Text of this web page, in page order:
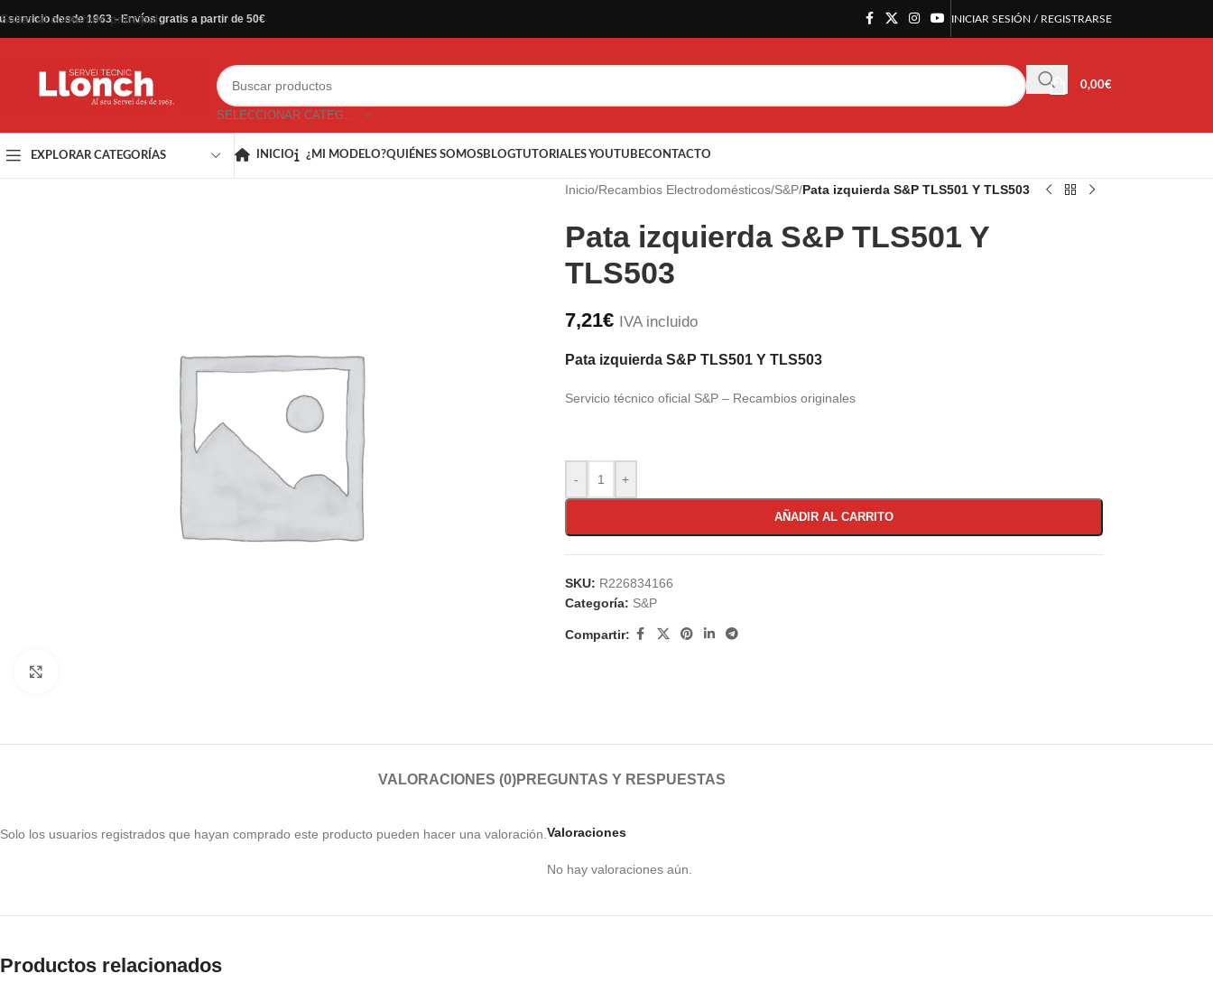
Saltar al contenido principal
servicio desde 1963 - Envíos gratis a partir de 50€ INICIAR SESIÓN / REGISTRARSE
0,00€
EXPLORAR CATEGORÍAS INICIO ¿MI MODELO?QUIÉNES SOMOSBLOGTUTORIALES YOUTUBECONTACTO
Inicio/Recambios Electrodomésticos/S&P/Pata izquierda S&P TLS501 Y TLS503
Pata izquierda S&P TLS501 Y
TLS503
7,21€ IVA incluido
Pata izquierda S&P TLS501 Y TLS503
Servicio técnico oficial S&P – Recambios originales
- +
AÑADIR AL CARRITO
SKU: R226834166
Categoría: S&P
Compartir:
VALORACIONES (0)PREGUNTAS Y RESPUESTAS
Valoraciones
No hay valoraciones aún.
Solo los usuarios registrados que hayan comprado este producto pueden hacer una valoración.
Productos relacionados